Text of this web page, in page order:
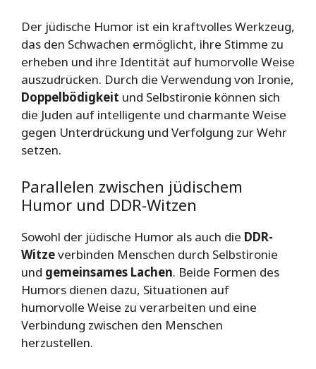
Der jüdische Humor ist ein kraftvolles Werkzeug,
das den Schwachen ermöglicht, ihre Stimme zu
erheben und ihre Identität auf humorvolle Weise
auszudrücken. Durch die Verwendung von Ironie,
Doppelbödigkeit und Selbstironie können sich
die Juden auf intelligente und charmante Weise
gegen Unterdrückung und Verfolgung zur Wehr
setzen.
Parallelen zwischen jüdischem
Humor und DDR-Witzen
Sowohl der jüdische Humor als auch die DDR-
Witzeverbinden Menschen durch Selbstironie
und gemeinsames Lachen. Beide Formen des
Humors dienen dazu, Situationen auf
humorvolle Weise zu verarbeiten und eine
Verbindung zwischen den Menschen
herzustellen.